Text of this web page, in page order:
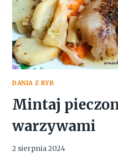
DANIA Z RYB
Mintaj
warzywami
2 sierpnia 2024